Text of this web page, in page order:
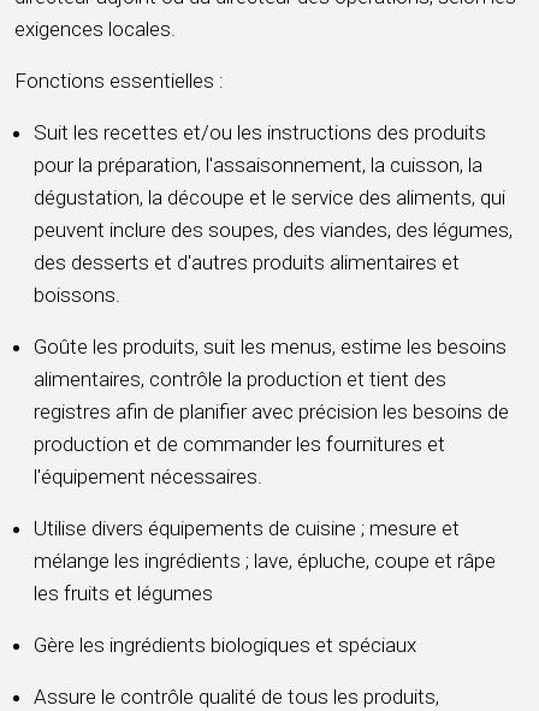
exigences locales.
Fonctions essentielles :
Suit les recettes et/ou les instructions des produits
pour la préparation, l'assaisonnement, la cuisson, la
dégustation, la découpe et le service des aliments, qui
peuvent inclure des soupes, des viandes, des légumes,
des desserts et d'autres produits alimentaires et
boissons.
Goûte les produits, suit les menus, estime les besoins
alimentaires, contrôle la production et tient des
registres afin de planifier avec précision les besoins de
production et de commander les fournitures et
l'équipement nécessaires.
Utilise divers équipements de cuisine ; mesure et
mélange les ingrédients ; lave, épluche, coupe et râpe
les fruits et légumes
Gère les ingrédients biologiques et spéciaux
Assure le contrôle qualité de tous les produits,